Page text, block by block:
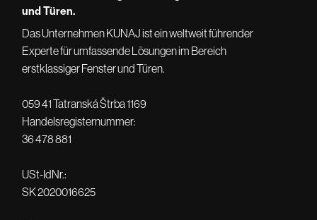
und Türen.
Das Unternehmen KUNAJ ist ein weltweit führender
Experte für umfassende Lösungen im Bereich
erstklassiger Fenster und Türen.
059 41 Tatranská Štrba 1169
Handelsregisternummer:
36 478 881
USt-IdNr.:
SK 2020016625